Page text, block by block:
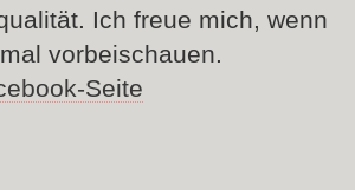
Ich freue mich, wenn
vorbeischauen.
Seite